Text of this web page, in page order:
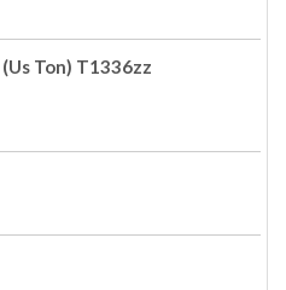
Ton) T1336zz